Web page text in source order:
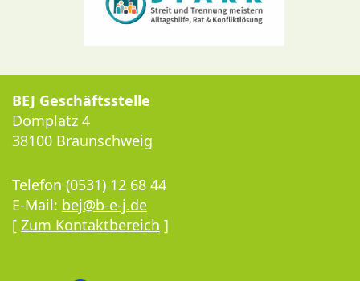
BEJ Geschäftsstelle
Domplatz 4
38100 Braunschweig
Telefon (0531) 12 68 44
E-Mail: bej@b-e-j.de
[ Zum Kontaktbereich ]